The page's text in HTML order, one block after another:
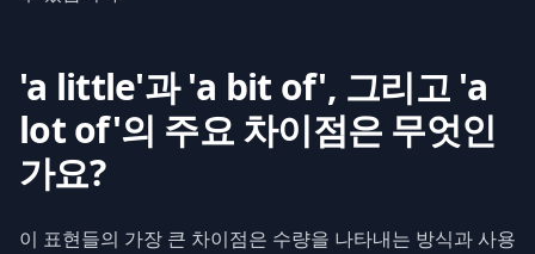
'a little'과 'a bit of', 그리고 'a
lot of'의 주요 차이점은 무엇인
가요?
이 표현들의 가장 큰 차이점은 수량을 나타내는 방식과 사용